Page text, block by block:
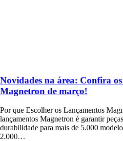
Novidades na área: Confira
Magnetron de março!
Por que Escolher os Lançamentos
lançamentos Magnetron é garantir
durabilidade para mais de 5.000
2.000…